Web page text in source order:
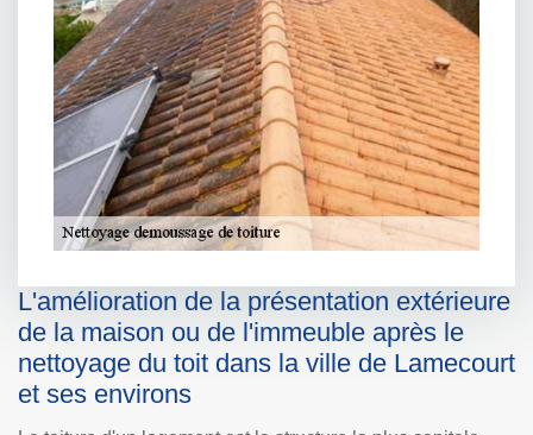
L'amélioration de la présentation extérieure
de la maison ou de l'immeuble après le
nettoyage du toit dans la ville de Lamecourt
et ses environs